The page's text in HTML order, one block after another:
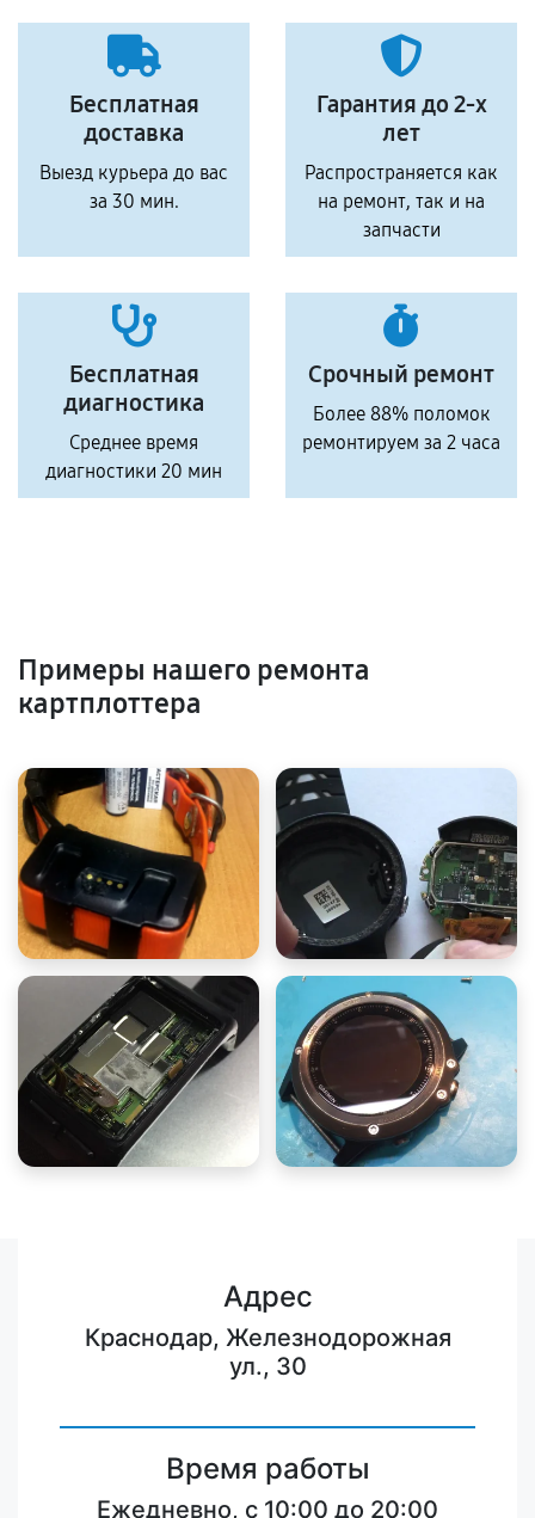
Бесплатная
доставка
Выезд курьера до вас
за 30 мин.
Гарантия до 2-х
лет
Распространяется как
на ремонт, так и на
запчасти
Бесплатная
диагностика
Среднее время
диагностики 20 мин
Срочный ремонт
Более 88% поломок
ремонтируем за 2 часа
Примеры нашего ремонта
картплоттера
Адрес
Краснодар, Железнодорожная
ул., 30
Время работы
Ежедневно, с 10:00 до 20:00